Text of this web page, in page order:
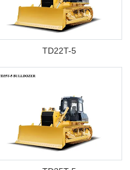
TD22T-5